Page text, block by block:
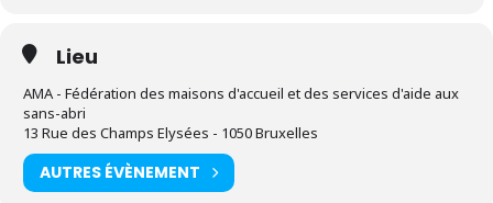
Lieu
AMA - Fédération des maisons d'accueil et des services d'aide aux
sans-abri
13 Rue des Champs Elysées - 1050 Bruxelles
AUTRES ÉVÈNEMENT